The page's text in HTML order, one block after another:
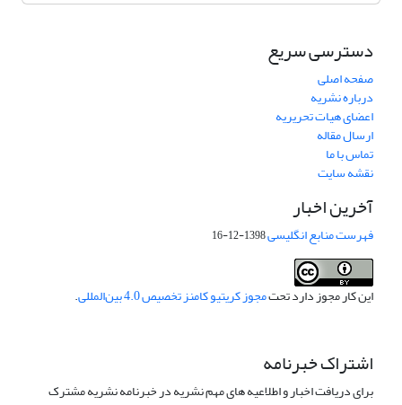
دسترسی سریع
صفحه اصلی
درباره نشریه
اعضای هیات تحریریه
ارسال مقاله
تماس با ما
نقشه سایت
آخرین اخبار
فهرست منابع انگلیسی1398-12-16
این کار مجوز دارد تحتمجوز کریتیو کامنز تخصیص 4.0 بین‌المللی .
اشتراک خبرنامه
برای دریافت اخبار و اطلاعیه های مهم نشریه در خبرنامه نشریه مشترک